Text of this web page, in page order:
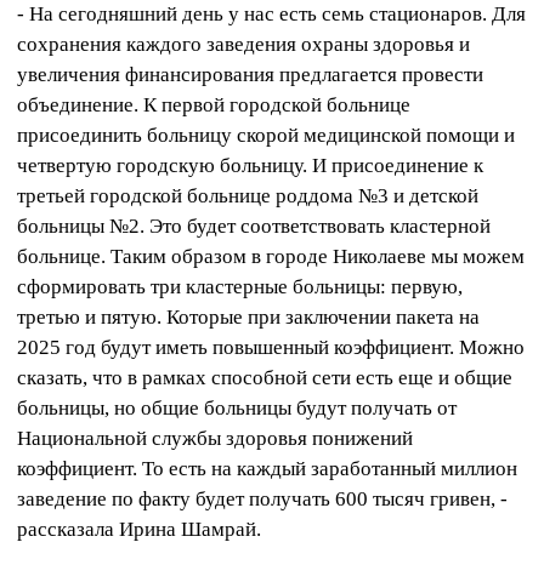
- На сегодняшний день у нас есть семь стационаров. Для
сохранения каждого заведения охраны здоровья и
увеличения финансирования предлагается провести
объединение. К первой городской больнице
присоединить больницу скорой медицинской помощи и
четвертую городскую больницу. И присоединение к
третьей городской больнице роддома №3 и детской
больницы №2. Это будет соответствовать кластерной
больнице. Таким образом в городе Николаеве мы можем
сформировать три кластерные больницы: первую,
третью и пятую. Которые при заключении пакета на
2025 год будут иметь повышенный коэффициент. Можно
сказать, что в рамках способной сети есть еще и общие
больницы, но общие больницы будут получать от
Национальной службы здоровья понижений
коэффициент. То есть на каждый заработанный миллион
заведение по факту будет получать 600 тысяч гривен, -
рассказала Ирина Шамрай.